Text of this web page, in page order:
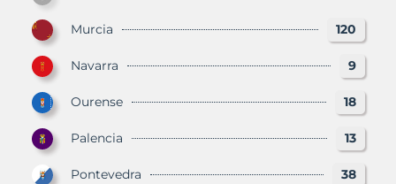
Murcia 120
Navarra 9
Ourense 18
Palencia 13
Pontevedra 38